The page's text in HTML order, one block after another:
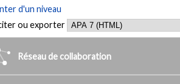
d'un niveau
ou exporter
Réseau de collaboration